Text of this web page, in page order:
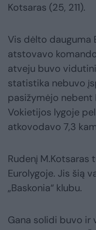
Kotsaras (25, 211).
Vis dėlto dauguma
atstovavo
atveju buvo
statistika nebuvo
pasižymėjo nebent
Vokietijos lygoje
atkovodavo 7,3
Rudenį
Eurolygoje. Jis šią
„Baskonia“ klubu.
Gana solidi buvo ir